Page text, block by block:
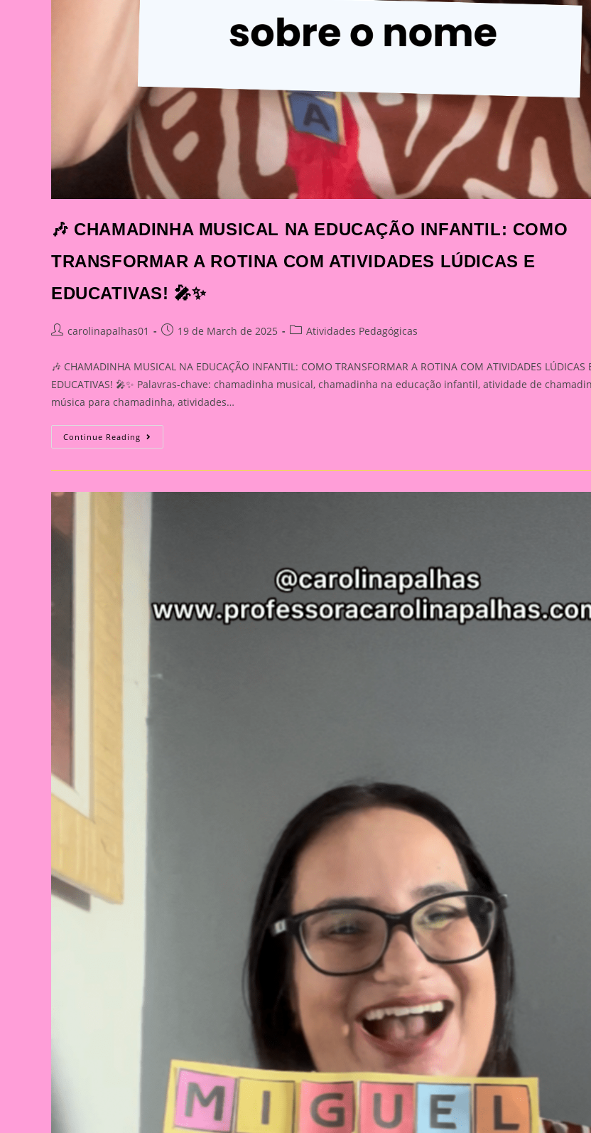
🎶 CHAMADINHA MUSICAL NA EDUCAÇÃO INFANTIL: COMO
TRANSFORMAR A ROTINA COM ATIVIDADES LÚDICAS E
EDUCATIVAS! 🎤✨
Postcarolinapalhas01
Post19 de March de 2025
PostAtividades Pedagógicas
🎶 CHAMADINHA MUSICAL NA EDUCAÇÃO INFANTIL: COMO TRANSFORMAR A ROTINA COM ATIVIDADES LÚDICAS
EDUCATIVAS! 🎤✨ Palavras-chave: chamadinha musical, chamadinha na educação infantil, atividade de
música para chamadinha, atividades…
Continue Reading 🎶
CHAMADINHA
NA
COMO